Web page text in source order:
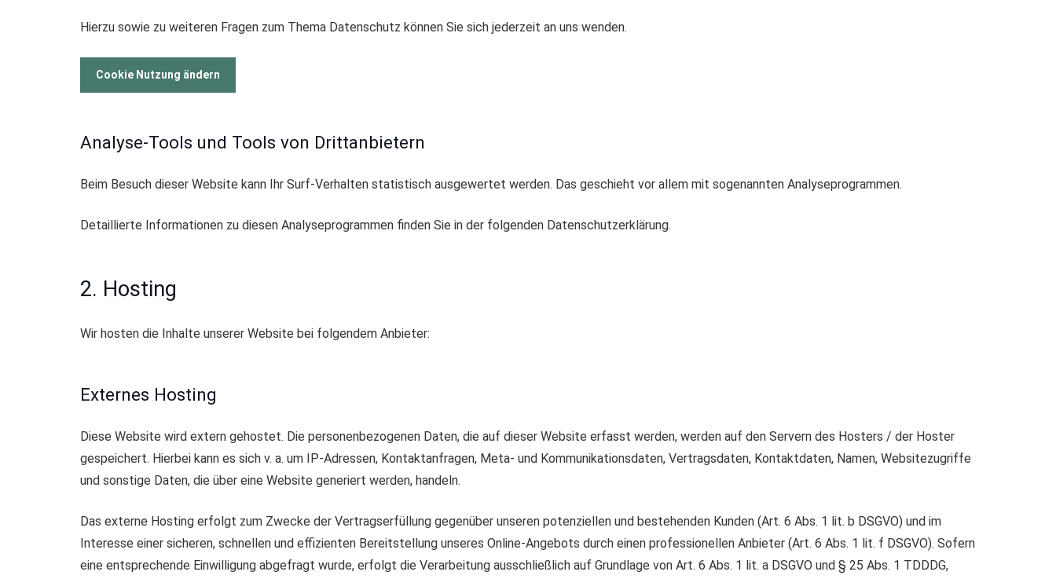
Hierzu sowie zu weiteren Fragen zum Thema Datenschutz können Sie sich jederzeit an uns wenden.
Cookie Nutzung ändern
Analyse-Tools und Tools von Dritt­anbietern
Beim Besuch dieser Website kann Ihr Surf-Verhalten statistisch ausgewertet werden. Das geschieht vor allem mit sogenannten Analyseprogrammen.
Detaillierte Informationen zu diesen Analyseprogrammen finden Sie in der folgenden Datenschutzerklärung.
2. Hosting
Wir hosten die Inhalte unserer Website bei folgendem Anbieter:
Externes Hosting
Diese Website wird extern gehostet. Die personenbezogenen Daten, die auf dieser Website erfasst werden, werden auf den Servern des Hosters / der Hoster
gespeichert. Hierbei kann es sich v. a. um IP-Adressen, Kontaktanfragen, Meta- und Kommunikationsdaten, Vertragsdaten, Kontaktdaten, Namen, Websitezugriffe
und sonstige Daten, die über eine Website generiert werden, handeln.
Das externe Hosting erfolgt zum Zwecke der Vertragserfüllung gegenüber unseren potenziellen und bestehenden Kunden (Art. 6 Abs. 1 lit. b DSGVO) und im
Interesse einer sicheren, schnellen und effizienten Bereitstellung unseres Online-Angebots durch einen professionellen Anbieter (Art. 6 Abs. 1 lit. f DSGVO). Sofern
eine entsprechende Einwilligung abgefragt wurde, erfolgt die Verarbeitung ausschließlich auf Grundlage von Art. 6 Abs. 1 lit. a DSGVO und § 25 Abs. 1 TDDDG,